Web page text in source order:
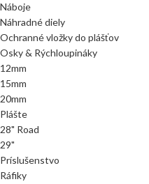
Náboje
Náhradné diely
Ochranné vložky do plášťov
Osky & Rýchloupináky
12mm
15mm
20mm
Plášte
28" Road
29"
Príslušenstvo
Ráfiky